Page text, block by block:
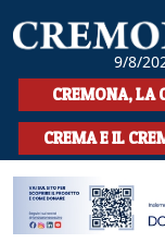
9/8/
HOME
CRONACA
SPORT
LA MUSICA
CREMONA, LA
CREMA E IL